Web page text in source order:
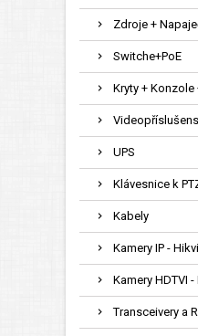
Zdroje +
Switche+PoE
Kryty + Konzole
UPS
Klávesnice k
Kabely
Kamery IP -
Kamery HDTVI
Transceivery a